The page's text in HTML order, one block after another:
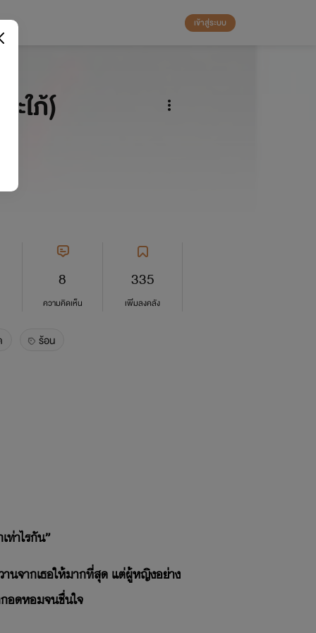
เข้าสู่ระบบ
ะใภ้)์
8
ความคิดเห็น
335
เพิ่มลงคลัง
ร้อน
ท่าไรกัน”
านจากเธอให้มากที่สุด แต่ผู้หญิงอย่าง
กอดหอมจนชื่นใจ